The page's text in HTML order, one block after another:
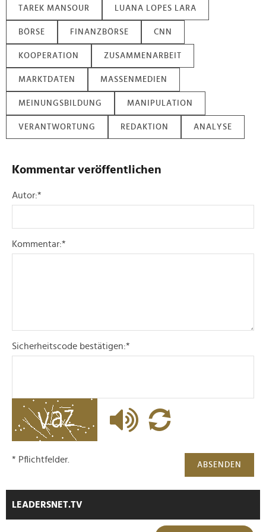
soziale Medien, Werbung und Analysen weiter. Unsere
haben oder die sie im Rahmen Ihrer Nutzung der Dienste
gesammelt haben.
TAREK MANSOUR LUANA LOPES LARA
BÖRSE FINANZBÖRSE CNN
KOOPERATION ZUSAMMENARBEIT
MARKTDATEN MASSENMEDIEN
MEINUNGSBILDUNG MANIPULATION
VERANTWORTUNG REDAKTION ANALYSE
Kommentar veröffentlichen
Autor:*
Kommentar:*
Sicherheitscode bestätigen:*
ABSENDEN
* Pflichtfelder.
LEADERSNET.TV